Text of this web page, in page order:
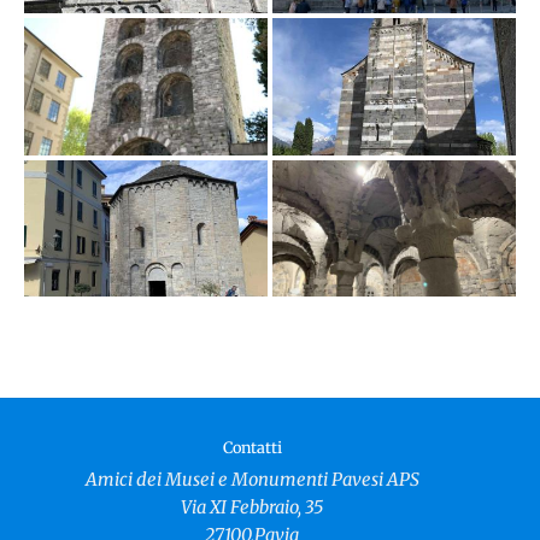
Contatti
Amici dei Musei e Monumenti Pavesi APS
Via XI Febbraio, 35
27100,Pavia